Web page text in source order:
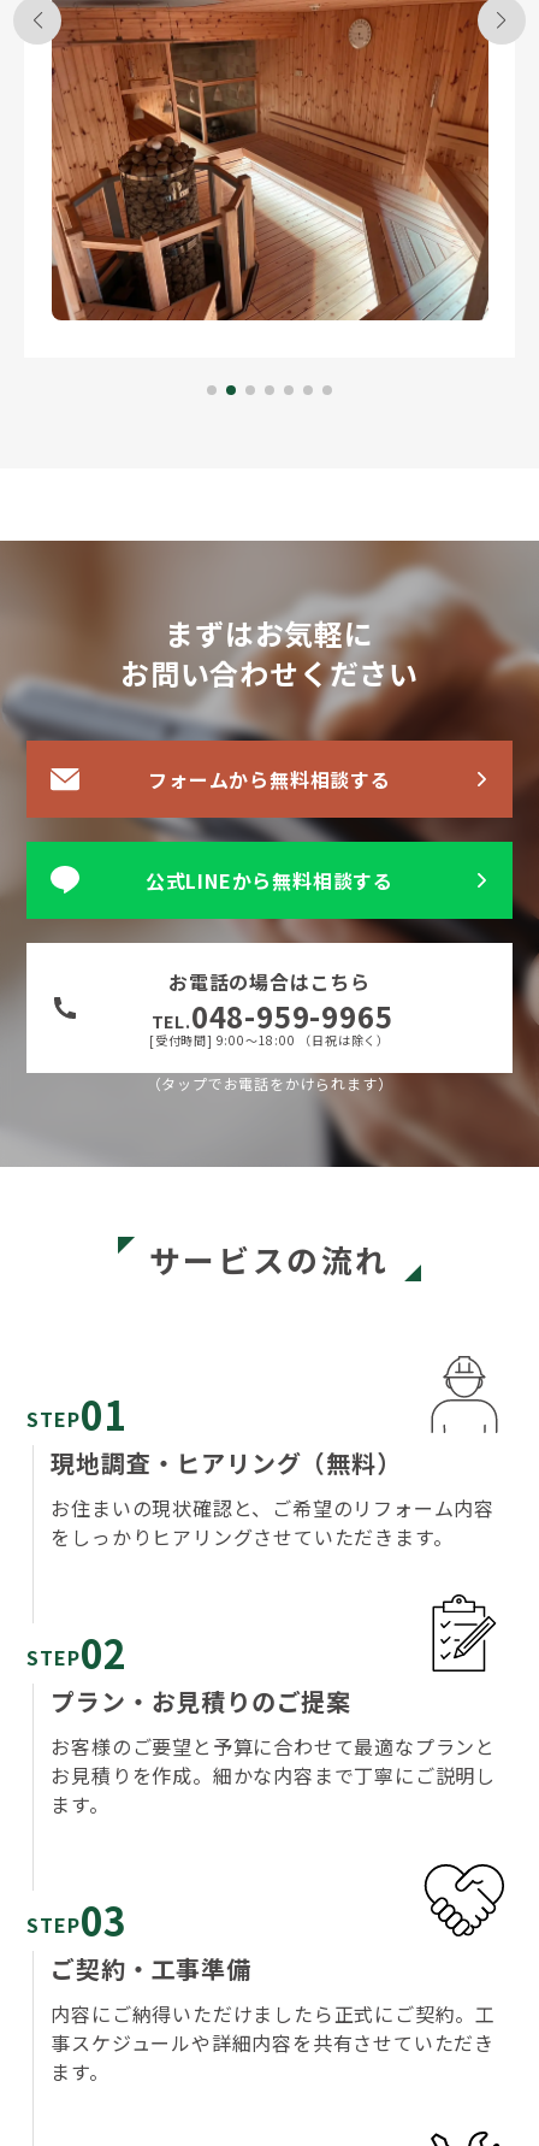
まずはお気軽に
お問い合わせください
フォームから無料相談する
公式LINEから無料相談する
お電話の場合はこちら
TEL.048-959-9965
[受付時間] 9:00〜18:00 （日祝は除く）
（タップでお電話をかけられます）
サービスの流れ
STEP01
現地調査・ヒアリング（無料）
お住まいの現状確認と、ご希望のリフォーム内容
をしっかりヒアリングさせていただきます。
STEP02
プラン・お見積りのご提案
お客様のご要望と予算に合わせて最適なプランと
お見積りを作成。細かな内容まで丁寧にご説明し
ます。
STEP03
ご契約・工事準備
内容にご納得いただけましたら正式にご契約。工
事スケジュールや詳細内容を共有させていただき
ます。